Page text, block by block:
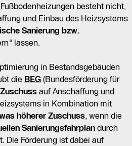
besteht nicht,
und Einbau des Heizsystems
Sanierung bzw.
lassen.
in Bestandsgebäuden
die BEG (Bundesförderung für
Zuschuss auf Anschaffung und
in Kombination mit
höherer Zuschuss, wenn die
Sanierungsfahrplan durch
Die Förderung ist dabei auf